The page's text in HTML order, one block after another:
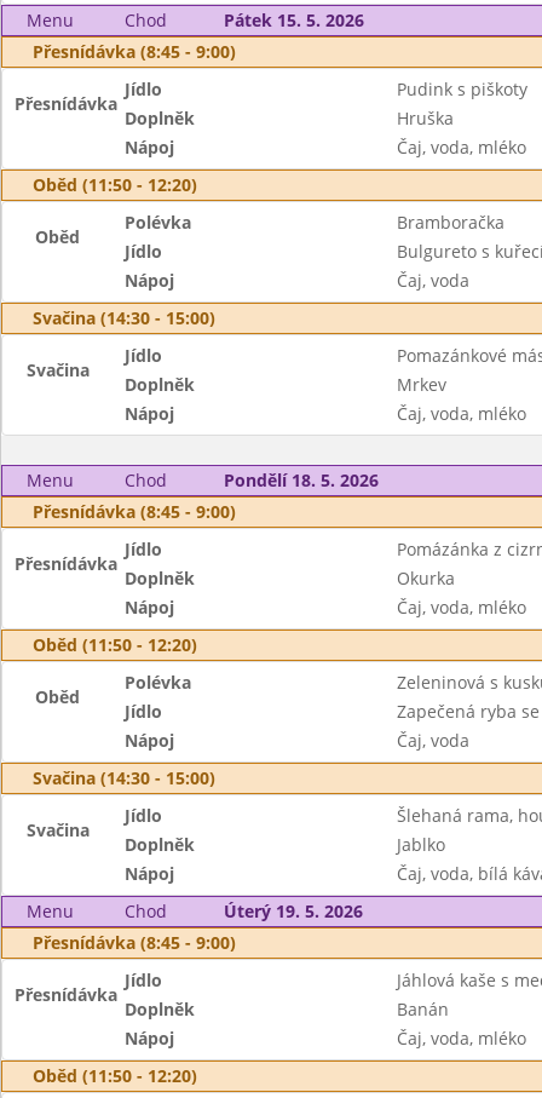
Menu Chod
Pátek 15. 5. 2026
Přesnídávka (8:45 - 9:00)
Přesnídávka
Jídlo
Pudink s piškoty
Doplněk
Hruška
Nápoj
Čaj, voda, mléko
Oběd (11:50 - 12:20)
Oběd
Polévka
Bramboračka
Jídlo
Bulgureto s
Nápoj
Čaj, voda
Svačina (14:30 - 15:00)
Svačina
Jídlo
Pomazánkové
Doplněk
Mrkev
Nápoj
Čaj, voda, mléko
Menu Chod
Pondělí 18. 5. 2026
Přesnídávka (8:45 - 9:00)
Přesnídávka
Jídlo
Pomázánka z
Doplněk
Okurka
Nápoj
Čaj, voda, mléko
Oběd (11:50 - 12:20)
Oběd
Polévka
Zeleninová s
Jídlo
Zapečená ryba
Nápoj
Čaj, voda
Svačina (14:30 - 15:00)
Svačina
Jídlo
Šlehaná rama,
Doplněk
Jablko
Nápoj
Čaj, voda, bílá
Menu
Chod
Úterý 19. 5. 2026
Přesnídávka (8:45 - 9:00)
Přesnídávka
Jídlo
Jáhlová kaše s
Doplněk
Banán
Nápoj
Čaj, voda, mléko
Oběd (11:50 - 12:20)